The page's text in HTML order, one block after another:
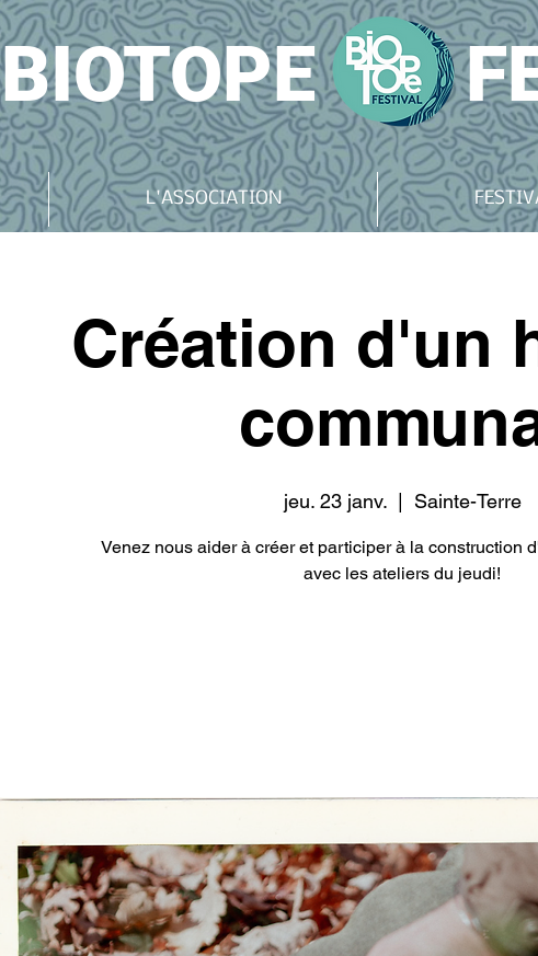
BIOTOPE
L'ASSOCIATION
Création d'un
jeu. 23 janv.
  |
Sainte-Terre
Venez nous aider à créer et participer à la construction
avec les ateliers du jeudi!